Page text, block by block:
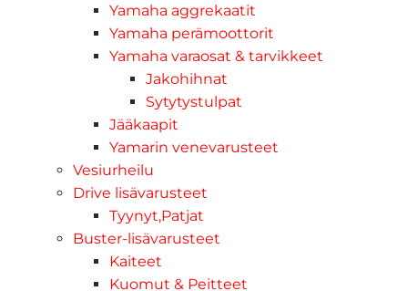
Yamaha aggrekaatit
Yamaha perämoottorit
Yamaha varaosat & tarvikkeet
Jakohihnat
Sytytystulpat
Jääkaapit
Yamarin venevarusteet
Vesiurheilu
Drive lisävarusteet
Tyynyt,Patjat
Buster-lisävarusteet
Kaiteet
Kuomut & Peitteet